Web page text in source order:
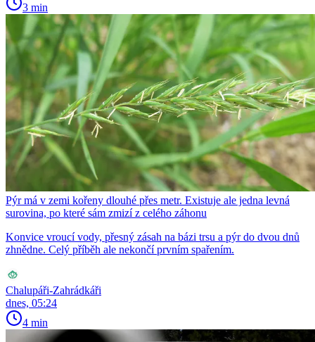
3 min
Pýr má v zemi kořeny dlouhé přes metr. Existuje ale jedna levná
surovina, po které sám zmizí z celého záhonu
Konvice vroucí vody, přesný zásah na bázi trsu a pýr do dvou dnů
zhnědne. Celý příběh ale nekončí prvním spařením.
Chalupáři-Zahrádkáři
dnes, 05:24
4 min